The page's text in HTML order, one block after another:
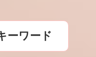
ーワード